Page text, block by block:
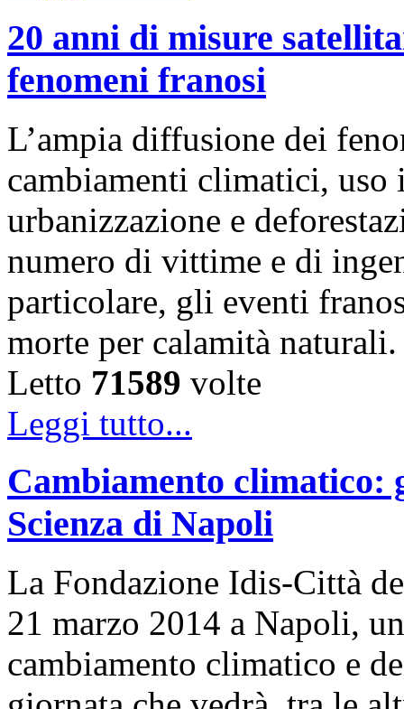
20 anni di misure
fenomeni franosi
L’ampia diffusione dei
cambiamenti climatici,
urbanizzazione e
numero di vittime e di
particolare, gli eventi
morte per calamità
Letto 71589 volte
Leggi tutto...
Cambiamento climatico:
Scienza di Napoli
La Fondazione Idis-Città
21 marzo 2014 a Napoli,
cambiamento climatico e